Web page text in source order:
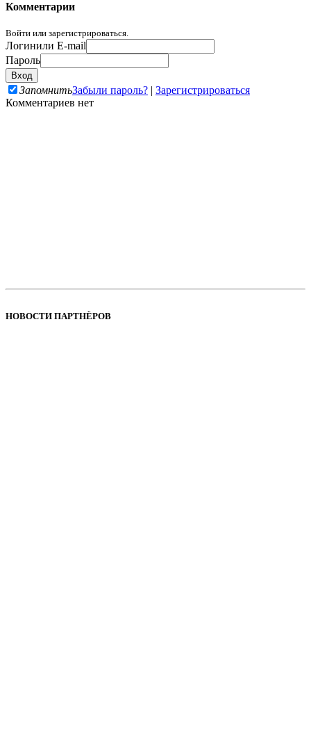
Комментарии
Войти или зарегистрироваться.
Логинили E-mail
Пароль
ЗапомнитьЗабыли пароль? | Зарегистрироваться
Комментариев нет
НОВОСТИ ПАРТНЁРОВ